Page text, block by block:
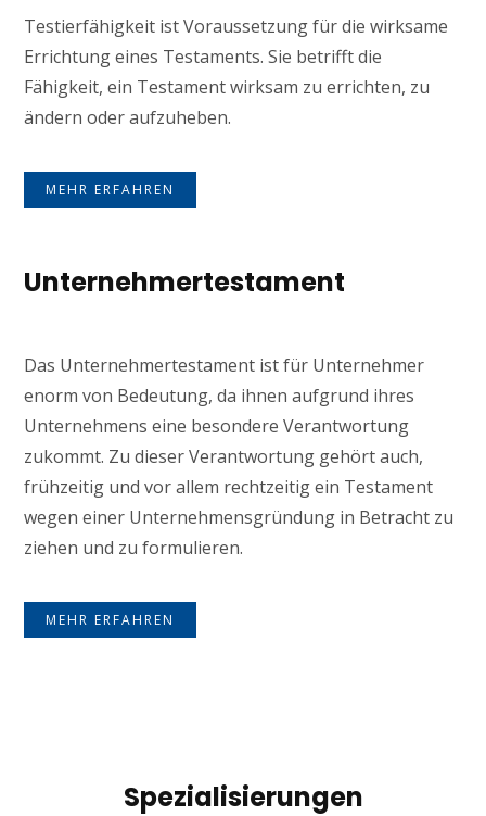
Testierfähigkeit ist Voraussetzung für die wirksame
Errichtung eines Testaments. Sie betrifft die
Fähigkeit, ein Testament wirksam zu errichten, zu
ändern oder aufzuheben.
MEHR ERFAHREN
Unternehmertestament
Das Unternehmertestament ist für Unternehmer
enorm von Bedeutung, da ihnen aufgrund ihres
Unternehmens eine besondere Verantwortung
zukommt. Zu dieser Verantwortung gehört auch,
frühzeitig und vor allem rechtzeitig ein Testament
wegen einer Unternehmensgründung in Betracht zu
ziehen und zu formulieren.
MEHR ERFAHREN
Spezialisierungen